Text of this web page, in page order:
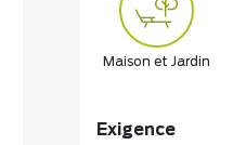
Maison et Jardin
Exigence